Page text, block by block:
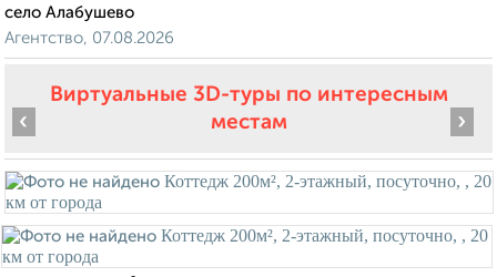
село Алабушево
Агентство, 07.08.2026
Виртуальные 3D-туры по интересным
местам
‹ ›